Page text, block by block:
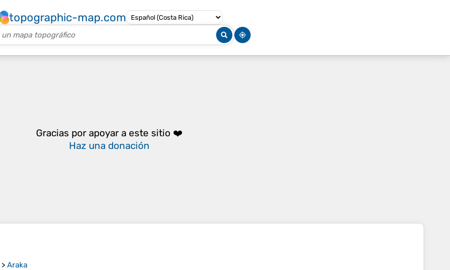
topographic-map.com
Gracias por apoyar a este sitio ❤️
Haz una donación
> Araka